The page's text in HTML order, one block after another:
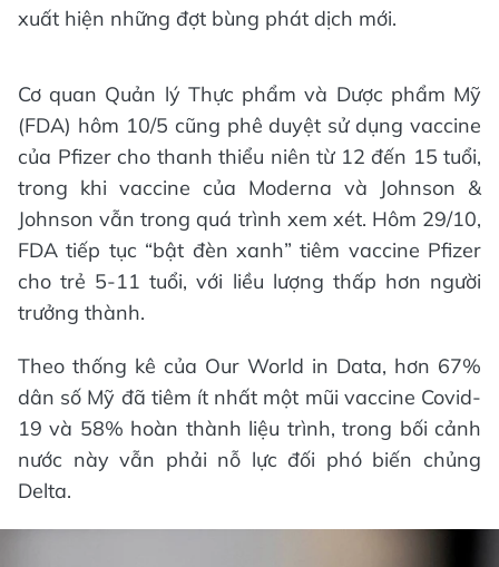
xuất hiện những đợt bùng phát dịch mới.
Cơ quan Quản lý Thực phẩm và Dược phẩm Mỹ
(FDA) hôm 10/5 cũng phê duyệt sử dụng vaccine
của Pfizer cho thanh thiểu niên từ 12 đến 15 tuổi,
trong khi vaccine của Moderna và Johnson &
Johnson vẫn trong quá trình xem xét. Hôm 29/10,
FDA tiếp tục “bật đèn xanh” tiêm vaccine Pfizer
cho trẻ 5-11 tuổi, với liều lượng thấp hơn người
trưởng thành.
Theo thống kê của Our World in Data, hơn 67%
dân số Mỹ đã tiêm ít nhất một mũi vaccine Covid-
19 và 58% hoàn thành liệu trình, trong bối cảnh
nước này vẫn phải nỗ lực đối phó biến chủng
Delta.